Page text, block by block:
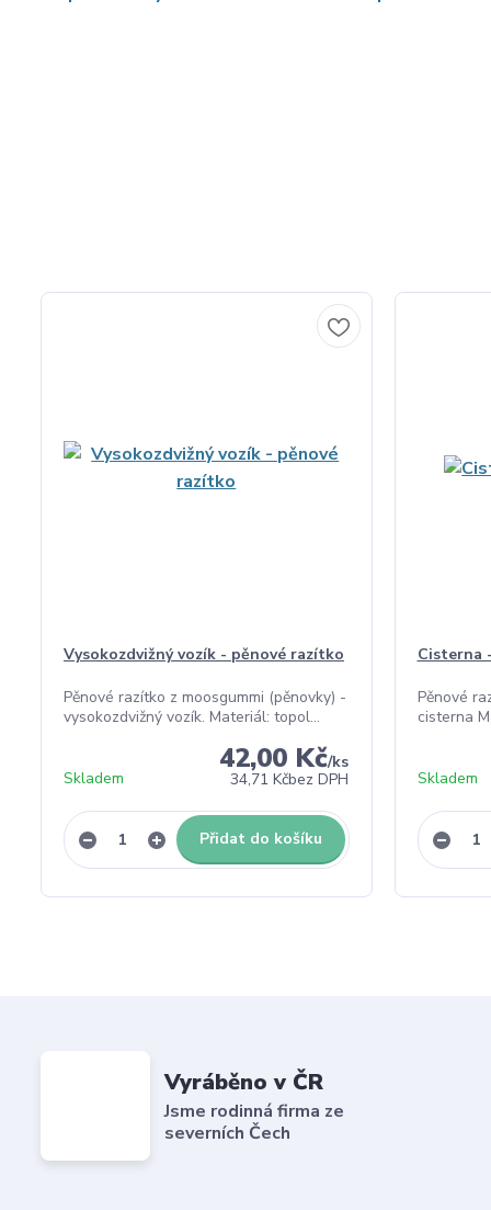
Vysokozdvižný vozík - pěnové razítko
Pěnové razítko z moosgummi (pěnovky) -
vysokozdvižný vozík. Materiál: topol...
42,00 Kč/ks
34,71 Kčbez DPH
Skladem
Přidat do košíku
Cisterna
Pěnové
cisterna
Skladem
Vyráběno v ČR
Jsme rodinná firma ze
severních Čech